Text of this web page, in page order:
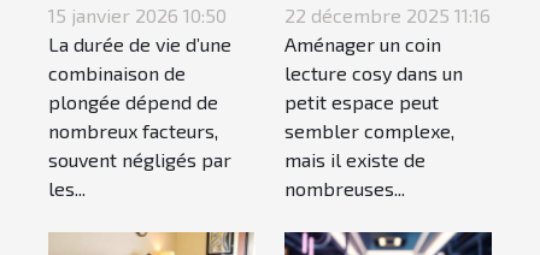
durabilité de
votre
combinaison de
plongée ?
15 janvier 2026 10:50
La durée de vie d’une
combinaison de
plongée dépend de
nombreux facteurs,
souvent négligés par
les...
cosy dans un
petit espace ?
22 décembre 2025 11:16
Aménager un coin
lecture cosy dans un
petit espace peut
sembler complexe,
mais il existe de
nombreuses...